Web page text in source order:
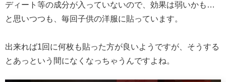
ディート等の成分が入っていないので、効果は弱いかも…
と思いつつも、毎回子供の洋服に貼っています。
出来れば1回に何枚も貼った方が良いようですが、そうする
とあっという間になくなっちゃうんですよね。